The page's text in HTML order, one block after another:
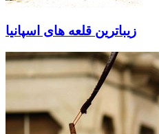
زیباترین قلعه های اسپانیا